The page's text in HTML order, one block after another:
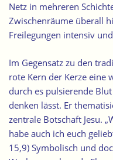
Netz in mehreren
Zwischenräume überall
Freilegungen intensiv
Im Gegensatz zu den
rote Kern der Kerze eine
durch es pulsierende
denken lässt. Er
zentrale Botschaft Jesu.
habe auch ich euch
15,9) Symbolisch und